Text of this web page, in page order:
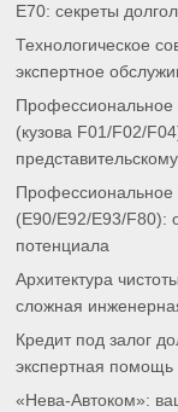
E70: секреты
Технологическое
экспертное
Профессиональное
(кузова F01/F02/
Профессиональное
(E90/E92/E93/F80):
потенциала
Архитектура
сложная
Кредит под залог
экспертная помощь
«Нева-Автоком»: